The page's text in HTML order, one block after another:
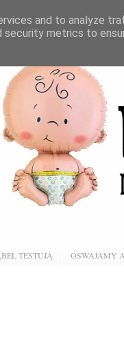
TESTUJĄ OSWAJAMY
and to analyze
metrics to